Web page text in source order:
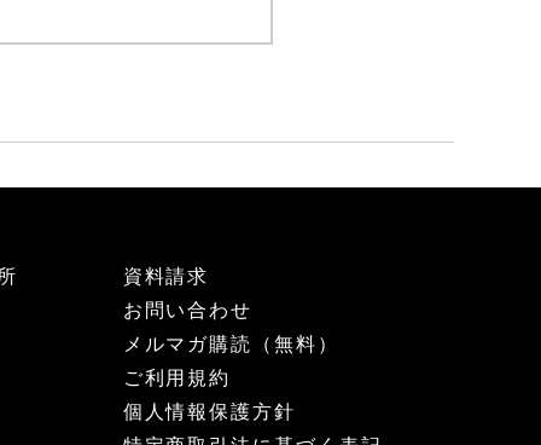
資料請求
お問い合わせ
メルマガ購読（無料）
ご利用規約
個人情報保護方針